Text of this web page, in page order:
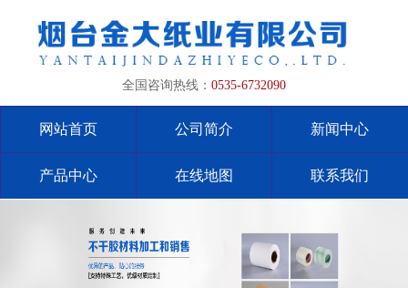
全国咨询热线： 0535-6732090
网站首页 公司简介 新闻中心
产品中心 在线地图 联系我们